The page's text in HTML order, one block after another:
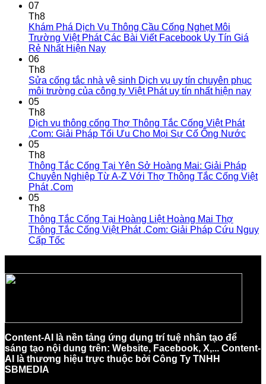
07
Th8
Khám Phá Dịch Vụ Thông Cầu Cống Nghẹt Môi
Trường Việt Phát Các Bài Viết Facebook Uy Tín Giá
Rẻ Nhất Hiện Nay
06
Th8
Sửa cống tắc nhà vệ sinh Dịch vụ uy tín chuyên phục
môi trường của công ty Việt Phát uy tín nhất hiện nay
05
Th8
Dịch vụ thông cống Thợ Thông Tắc Cống Việt Phát
.Com: Giải Pháp Tối Ưu Cho Mọi Sự Cố Ống Nước
05
Th8
Thông Tắc Cống Tại Yên Sở Hoàng Mai: Giải Pháp
Chuyên Nghiệp Từ A-Z Với Thợ Thông Tắc Cống Việt
Phát .Com
05
Th8
Thông Tắc Cống Tại Hoàng Liệt Hoàng Mai Thợ
Thông Tắc Cống Việt Phát .Com: Giải Pháp Cứu Nguy
Cấp Tốc
Content-AI là nền tảng ứng dụng trí tuệ nhân tạo để
sáng tạo nội dung trên: Website, Facebook, X,... Content-
AI là thương hiệu trực thuộc bởi Công Ty TNHH
SBMEDIA